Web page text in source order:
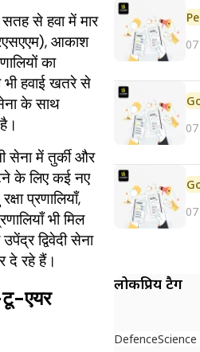
से हवा में मार
आकाश
का
हवाई खतरे से
के साथ
सेना में तुर्की और
के लिए कई नए
प्रणालियाँ,
भी मिल
द्विवेदी सेना
दे रहे हैं।
एयर
लोकप्रिय टैग
Defence